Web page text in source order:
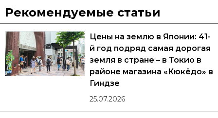
Рекомендуемые статьи
Цены на землю в Японии: 41-
й год подряд самая дорогая
земля в стране – в Токио в
районе магазина «Кюкёдо» в
Гиндзе
25.07.2026